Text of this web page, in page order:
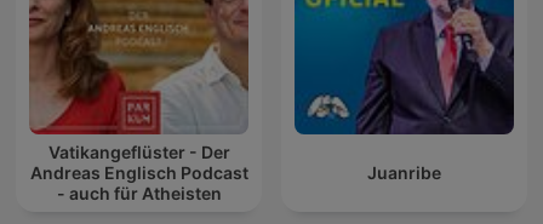
Vatikangeflüster - Der
Andreas Englisch Podcast
- auch für Atheisten
Juanribe